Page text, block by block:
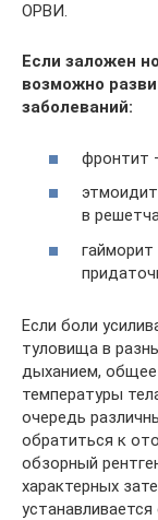
ОРВИ.
Если заложен
возможно
заболеваний:
фронтит
в
Если боли
туловища в
дыханием,
температуры
очередь
обратиться к
обзорный
характерных